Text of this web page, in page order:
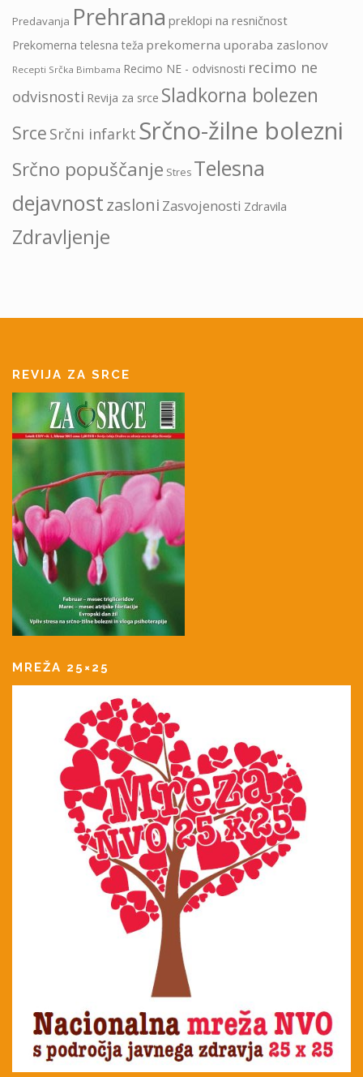
Predavanja Prehrana preklopi na resničnost
Prekomerna telesna teža prekomerna uporaba zaslonov
Recepti Srčka Bimbama Recimo NE - odvisnosti recimo ne
odvisnosti Revija za srce Sladkorna bolezen
Srce Srčni infarkt Srčno-žilne bolezni
Srčno popuščanje Stres Telesna
dejavnostzasloni Zasvojenosti Zdravila
Zdravljenje
REVIJA ZA SRCE
MREŽA 25×25